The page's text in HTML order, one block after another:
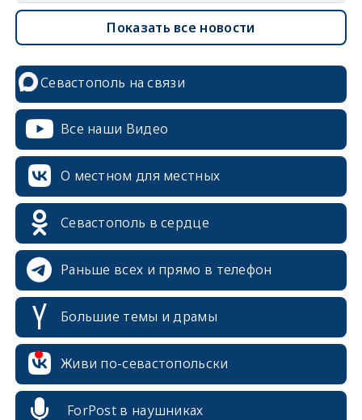
Показать все новости
Севастополь на связи
Все наши Видео
О местном для местных
Севастополь в сердце
Раньше всех и прямо в телефон
Большие темы и драмы
Живи по-севастопольски
ForPost в наушниках
erid: 2SDnjcrDNw6